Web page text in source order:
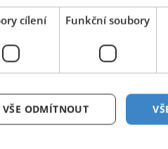
cílení Funkční soubory
VŠE ODMÍTNOUT